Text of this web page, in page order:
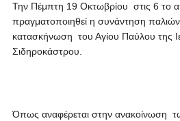
Την Πέμπτη 19 Οκτωβρίου στις 6 το
πραγματοποιηθεί η συνάντηση
κατασκήνωση του Αγίου Παύλου της
Σιδηροκάστρου.
Όπως αναφέρεται στην ανακοίνωση